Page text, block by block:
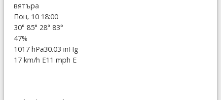
вятъра
Пон, 10 18:00
30° 85° 28° 83°
47%
1017 hPa30.03 inHg
17 km/h E11 mph E